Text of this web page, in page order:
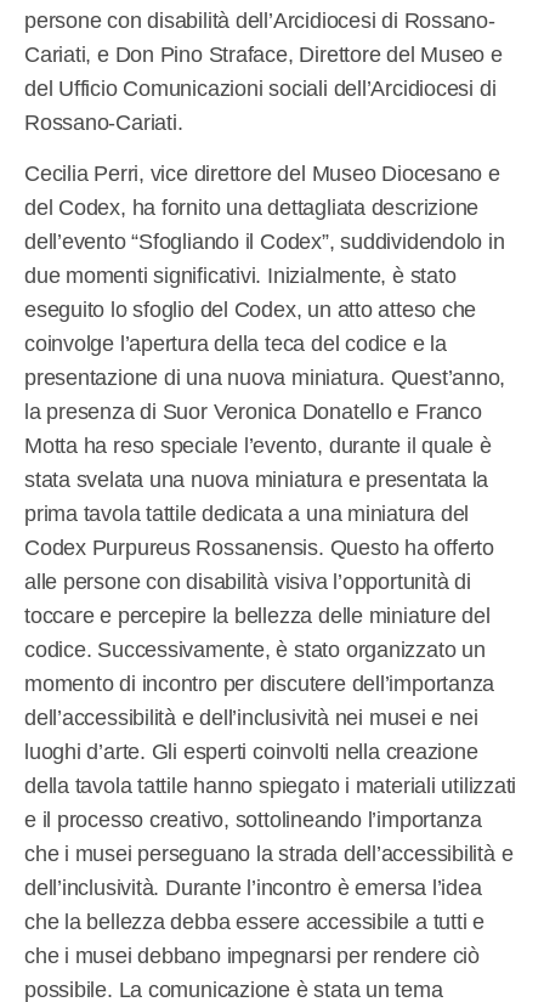
persone con disabilità dell’Arcidiocesi di Rossano-
Cariati, e Don Pino Straface, Direttore del Museo e
del Ufficio Comunicazioni sociali dell’Arcidiocesi di
Rossano-Cariati.
Cecilia Perri, vice direttore del Museo Diocesano e
del Codex, ha fornito una dettagliata descrizione
dell’evento “Sfogliando il Codex”, suddividendolo in
due momenti significativi. Inizialmente, è stato
eseguito lo sfoglio del Codex, un atto atteso che
coinvolge l’apertura della teca del codice e la
presentazione di una nuova miniatura. Quest’anno,
la presenza di Suor Veronica Donatello e Franco
Motta ha reso speciale l’evento, durante il quale è
stata svelata una nuova miniatura e presentata la
prima tavola tattile dedicata a una miniatura del
Codex Purpureus Rossanensis. Questo ha offerto
alle persone con disabilità visiva l’opportunità di
toccare e percepire la bellezza delle miniature del
codice. Successivamente, è stato organizzato un
momento di incontro per discutere dell’importanza
dell’accessibilità e dell’inclusività nei musei e nei
luoghi d’arte. Gli esperti coinvolti nella creazione
della tavola tattile hanno spiegato i materiali utilizzati
e il processo creativo, sottolineando l’importanza
che i musei perseguano la strada dell’accessibilità e
dell’inclusività. Durante l’incontro è emersa l’idea
che la bellezza debba essere accessibile a tutti e
che i musei debbano impegnarsi per rendere ciò
possibile. La comunicazione è stata un tema